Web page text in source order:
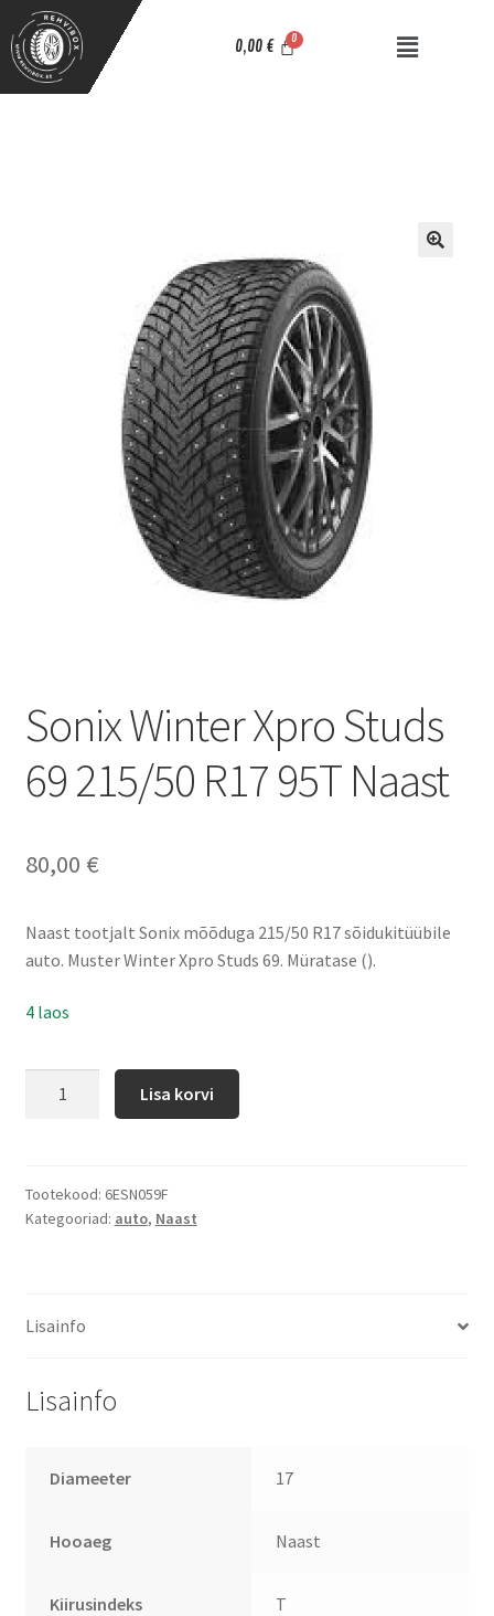
0,00 €
Sonix Winter Xpro Studs
69 215/50 R17 95T Naast
80,00 €
Naast tootjalt Sonix mõõduga 215/50 R17 sõidukitüübile
auto. Muster Winter Xpro Studs 69. Müratase ().
4 laos
Lisa korvi
Tootekood: 6ESN059F
Kategooriad: auto, Naast
Lisainfo
Lisainfo
Diameeter 17
Hooaeg Naast
Kiirusindeks T